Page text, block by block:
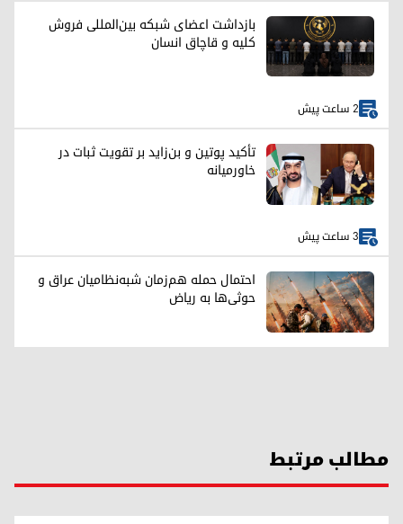
بازداشت اعضای شبکه بین‌المللی فروش
کلیه و قاچاق انسان
2 ساعت پیش
تأکید پوتین و بن‌زاید بر تقویت ثبات در
خاورمیانه
3 ساعت پیش
احتمال حمله هم‌زمان شبه‌نظامیان عراق و
حوثی‌ها به ریاض
مطالب مرتبط